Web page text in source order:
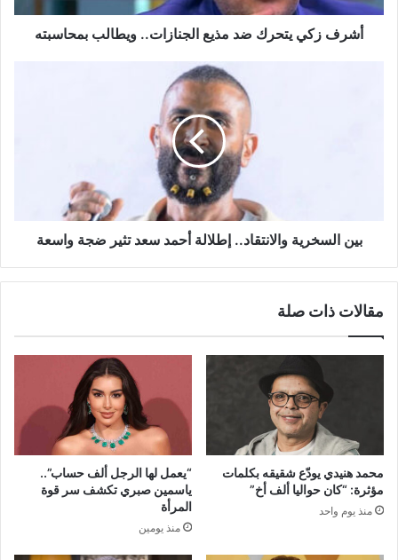
أشرف زكي يتحرك ضد مذيع الجنازات.. ويطالب بمحاسبته
بين السخرية والانتقاد.. إطلالة أحمد سعد تثير ضجة واسعة
مقالات ذات صلة
محمد هنيدي يودّع شقيقه بكلمات
مؤثرة: “كان حواليا ألف أخ”
منذ يوم واحد
“يعمل لها الرجل ألف حساب”..
ياسمين صبري تكشف سر قوة
المرأة
منذ يومين